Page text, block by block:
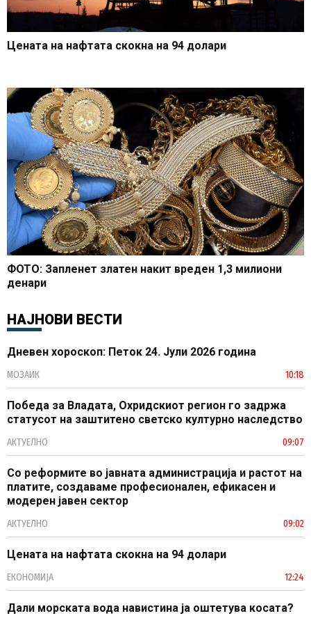
Цената на нафтата скокна на 94 долари
ФОТО: Запленет златен накит вреден 1,3 милиони
денари
НАЈНОВИ ВЕСТИ
Дневен хороскоп: Петок 24. Јули 2026 година
МОЗАИК 10:18
Победа за Владата, Охридскиот регион го задржа
статусот на заштитено светско културно наследство
АКТУЕЛНО 09:07
Со реформите во јавната администрација и растот на
платите, создаваме професионален, ефикасен и
модерен јавен сектор
АКТУЕЛНО 09:02
Цената на нафтата скокна на 94 долари
ЕКОНОМИЈА 12:24
Дали морската вода навистина ја оштетува косата?